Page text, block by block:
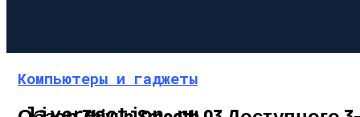
Компьютеры и гаджеты